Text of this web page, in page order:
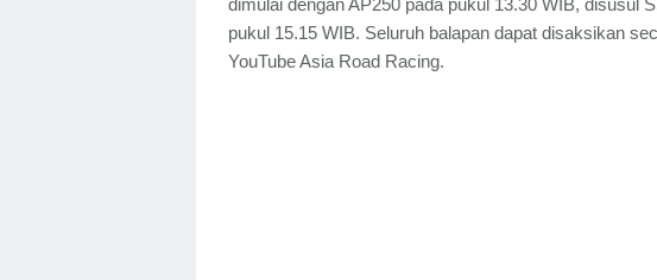
pukul 15.15 WIB. Seluruh balapan dapat disaksikan
YouTube Asia Road Racing.